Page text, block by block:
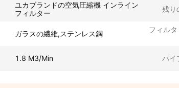
ユカブランドの空気圧縮機 インライン
フィルター
残り
ガラスの繊維,ステンレス鋼
フィル
1.8 M3/Min パイ